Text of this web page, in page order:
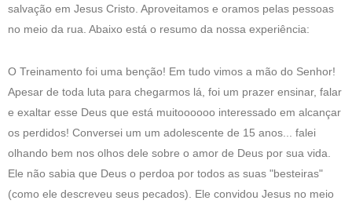
salvação em Jesus Cristo. Aproveitamos e oramos pelas pessoas
no meio da rua. Abaixo está o resumo da nossa experiência:
O Treinamento foi uma benção! Em tudo vimos a mão do Senhor!
Apesar de toda luta para chegarmos lá, foi um prazer ensinar, falar
e exaltar esse Deus que está muitoooooo interessado em alcançar
os perdidos! Conversei um um adolescente de 15 anos... falei
olhando bem nos olhos dele sobre o amor de Deus por sua vida.
Ele não sabia que Deus o perdoa por todos as suas "besteiras"
(como ele descreveu seus pecados). Ele convidou Jesus no meio